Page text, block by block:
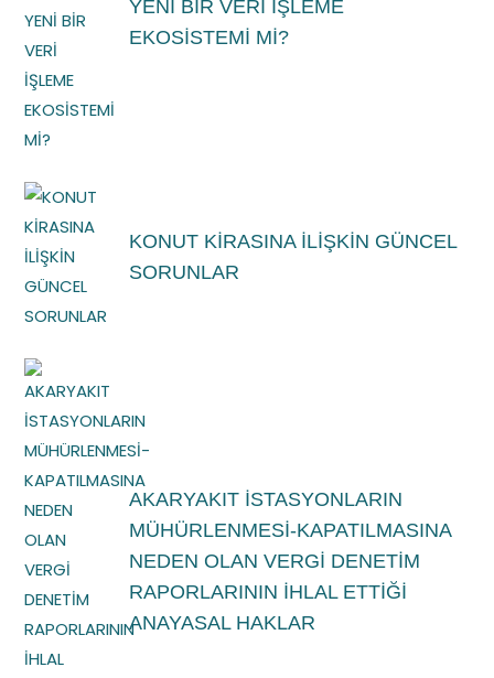
YENİ BİR VERİ İŞLEME
EKOSİSTEMİ Mİ?
KONUT KİRASINA İLİŞKİN GÜNCEL
SORUNLAR
AKARYAKIT İSTASYONLARIN
MÜHÜRLENMESİ-KAPATILMASINA
NEDEN OLAN VERGİ DENETİM
RAPORLARININ İHLAL ETTİĞİ
ANAYASAL HAKLAR